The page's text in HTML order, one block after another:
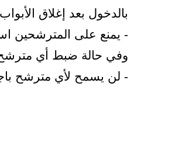
بالدخول بعد إغلاق
- يمنع على المترشحين
وفي حالة ضبط أي
- لن يسمح لأي مترشح